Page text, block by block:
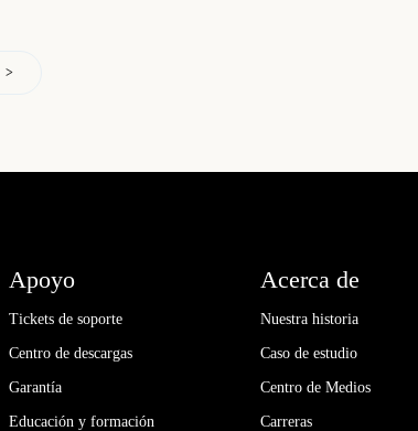
Apoyo
Tickets de soporte
Centro de descargas
Garantía
Educación y formación
Acerca de
Nuestra historia
Caso de estudio
Centro de Medios
Carreras